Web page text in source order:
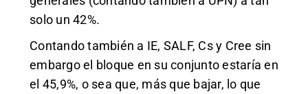
solo un 42%.
Contando también a IE, SALF, Cs y Cree sin
embargo el bloque en su conjunto estaría en
el 45,9%, o sea que, más que bajar, lo que